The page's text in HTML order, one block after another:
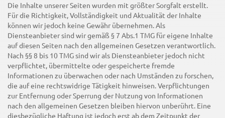
Die Inhalte unserer Seiten wurden mit größter Sorgfalt erstellt.
Für die Richtigkeit, Vollständigkeit und Aktualität der Inhalte
können wir jedoch keine Gewähr übernehmen. Als
Diensteanbieter sind wir gemäß § 7 Abs.1 TMG für eigene Inhalte
auf diesen Seiten nach den allgemeinen Gesetzen verantwortlich.
Nach §§ 8 bis 10 TMG sind wir als Diensteanbieter jedoch nicht
verpflichtet, übermittelte oder gespeicherte fremde
Informationen zu überwachen oder nach Umständen zu forschen,
die auf eine rechtswidrige Tätigkeit hinweisen. Verpflichtungen
zur Entfernung oder Sperrung der Nutzung von Informationen
nach den allgemeinen Gesetzen bleiben hiervon unberührt. Eine
diesbezügliche Haftung ist jedoch erst ab dem Zeitpunkt der